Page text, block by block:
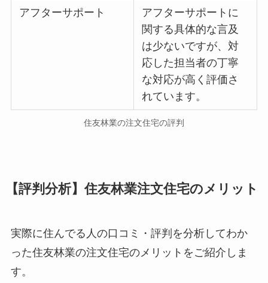
アフターサポート
アフターサポートに
関する具体的な言及
は少ないですが、対
応した担当者の丁寧
な対応が高く評価さ
れています。
住友林業の注文住宅の評判
【評判分析】住友林業注文住宅のメリット
実際に住んでる人の口コミ・評判を分析してわか
った住友林業の注文住宅のメリットをご紹介しま
す。